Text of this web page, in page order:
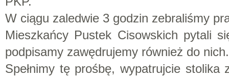
W ciągu zaledwie 3 godzin zebraliśmy
Mieszkańcy Pustek Cisowskich pytali
podpisamy zawędrujemy również do nich.
Spełnimy tę prośbę, wypatrujcie stolika